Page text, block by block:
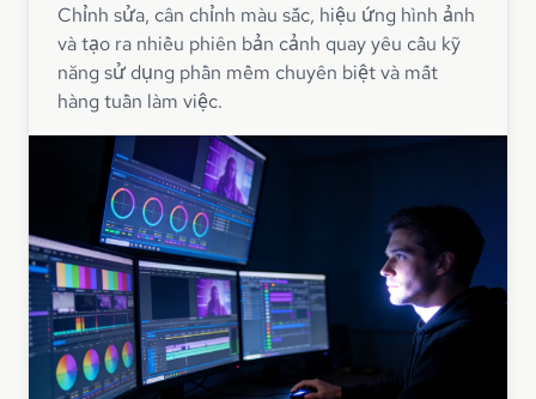
Chỉnh sửa, cân chỉnh màu sắc, hiệu ứng hình ảnh
và tạo ra nhiều phiên bản cảnh quay yêu cầu kỹ
năng sử dụng phần mềm chuyên biệt và mất
hàng tuần làm việc.